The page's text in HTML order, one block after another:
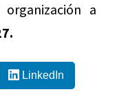
a
LinkedIn